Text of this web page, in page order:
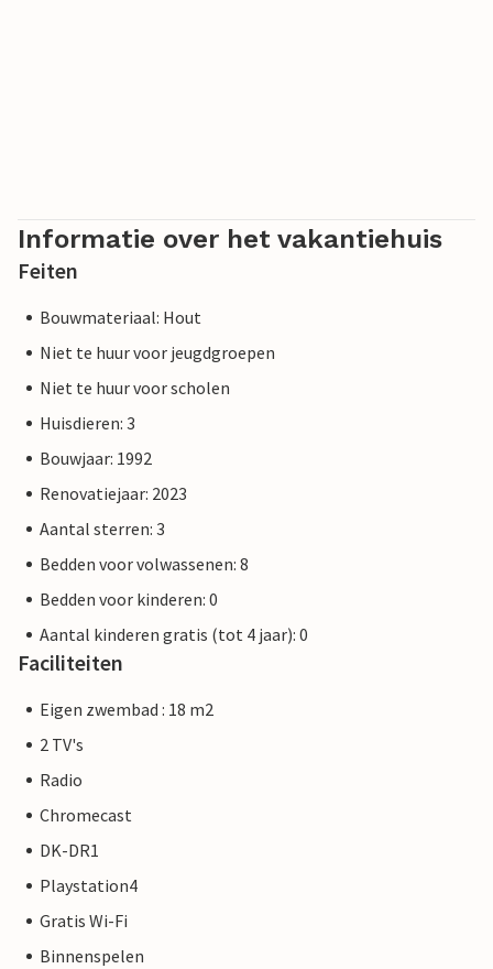
Informatie over het vakantiehuis
Feiten
Bouwmateriaal: Hout
Niet te huur voor jeugdgroepen
Niet te huur voor scholen
Huisdieren: 3
Bouwjaar: 1992
Renovatiejaar: 2023
Aantal sterren: 3
Bedden voor volwassenen: 8
Bedden voor kinderen: 0
Aantal kinderen gratis (tot 4 jaar): 0
Faciliteiten
Eigen zwembad : 18 m2
2 TV's
Radio
Chromecast
DK-DR1
Playstation4
Gratis Wi-Fi
Binnenspelen